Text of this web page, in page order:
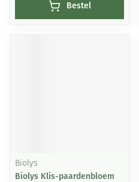
Bestel
Biolys
Biolys Klis-paardenbloem